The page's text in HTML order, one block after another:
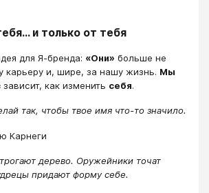
и только от тебя
для Я-бренда: «Они» больше не
карьеру и, шире, за нашу жизнь. Мы
зависит, как изменить себя.
так, чтобы твое имя что-то значило.
Карнеги
дерево. Оружейники точат
придают форму себе.